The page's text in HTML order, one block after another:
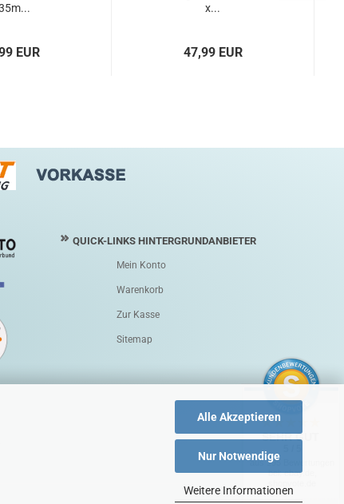
Alle Akzeptieren
Nur Notwendige
Weitere Informationen
EUR
x...
47,99 EUR
QUICK-LINKS HINTERGRUNDANBIETER
Mein Konto
Warenkorb
Zur Kasse
Sitemap
SEHR GUT
aus 195 Bewertungen
bei: ebay.de,